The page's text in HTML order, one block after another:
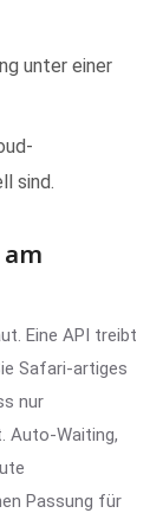
unter einer
sind.
Eine API treibt
Safari-artiges
nur
Auto-Waiting,
Passung für